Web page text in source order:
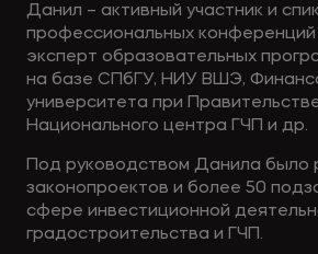
Данил – активный участник и
профессиональных
эксперт образовательных
на базе СПбГУ, НИУ ВШЭ,
университета при
Национального центра ГЧП и др.
Под руководством Данила было
законопроектов и более 50
сфере инвестиционной
градостроительства и ГЧП.